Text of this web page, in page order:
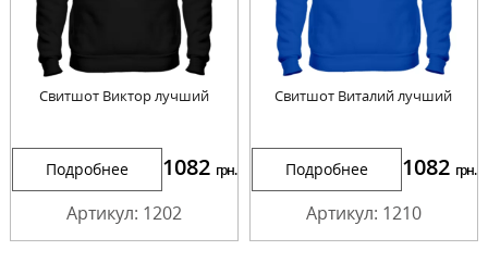
Свитшот Виктор лучший
Подробнее 1082 грн.
Артикул: 1202
Свитшот Виталий лучший
Подробнее 1082 грн.
Артикул: 1210